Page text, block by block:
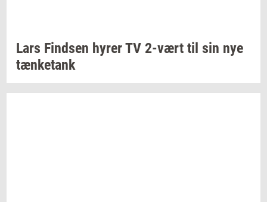
Lars Find­sen hyrer TV 2-vært til sin nye
tæn­ket­ank